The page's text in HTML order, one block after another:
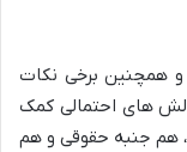
همچنین برخی نکات
های احتمالی کمک
هم جنبه حقوقی و هم